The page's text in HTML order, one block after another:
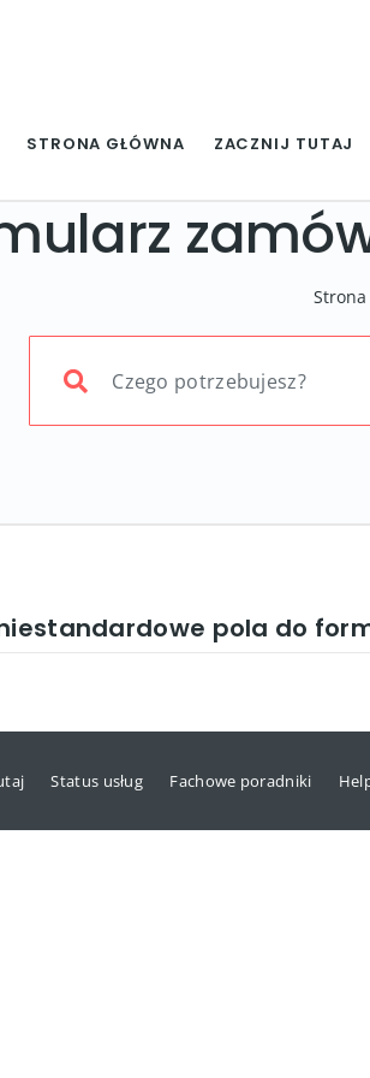
STRONA GŁÓWNA ZACZNIJ TUTAJ
Strona
pola do
Status usług Fachowe poradniki